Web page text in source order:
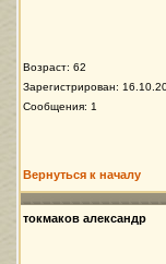
Возраст: 62
Зарегистрирован:
Сообщения: 1
Вернуться к началу
токмаков александр